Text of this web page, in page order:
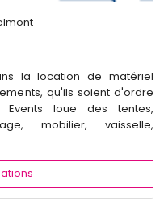
la location de matériel
qu'ils soient d'ordre
Events loue des tentes,
mobilier, vaisselle,